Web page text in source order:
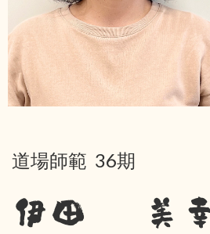
道場師範 36期
伊田 美